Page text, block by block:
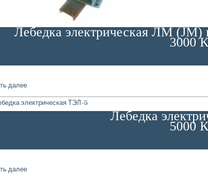
Лебедка электрическая ЛМ
3000
далее
Лебедка
5000
далее